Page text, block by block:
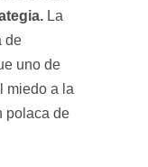
La
de
uno de
miedo a la
polaca de